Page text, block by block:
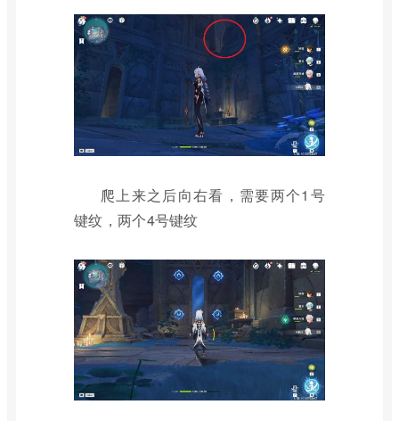
爬上来之后向右看，需要两个1号
键纹，两个4号键纹